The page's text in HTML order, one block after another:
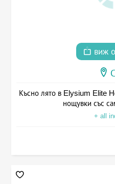
виж
Късно лято в Elysium Elite
нощувки със
+ all